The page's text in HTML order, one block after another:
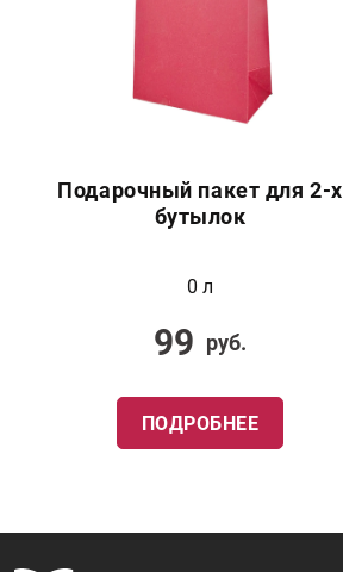
Подарочный пакет для 2-х
бутылок
0 л
99 руб.
ПОДРОБНЕЕ